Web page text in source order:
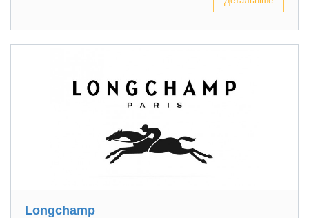
Longchamp